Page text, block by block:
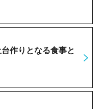
作りとなる食事と